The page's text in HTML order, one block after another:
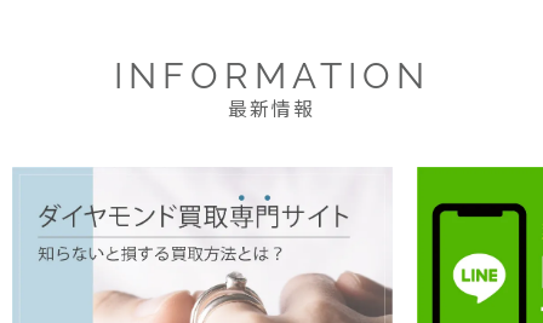
INFORMATION
最新情報